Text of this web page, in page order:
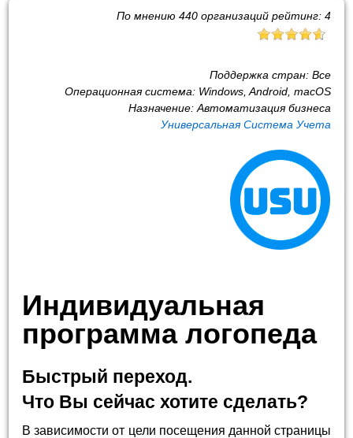
По мнению 440организаций рейтинг: 4
Поддержка стран: Все
Операционная система: Windows, Android, macOS
Назначение: Автоматизация бизнеса
Универсальная Система Учета
Индивидуальная
программа логопеда
Быстрый переход.
Что Вы сейчас хотите сделать?
В зависимости от цели посещения данной страницы